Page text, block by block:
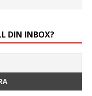
DIN INBOX?